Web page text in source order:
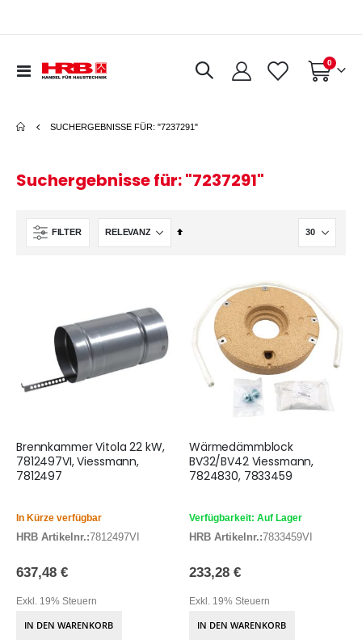
Navigation
Warenkorb
0Artikel
SUCHERGEBNISSE FÜR: "7237291"
Suchergebnisse für: "7237291"
FILTER
In
Brennkammer Vitola 22 kW,
7812497VI, Viessmann,
7812497
In Kürze verfügbar
HRB Artikelnr.:7812497VI
637,48 €
Exkl. 19% Steuern
IN DEN WARENKORB
Wärmedämmblock
BV32/BV42 Viessmann,
7824830, 7833459
Verfügbarkeit: Auf Lager
HRB Artikelnr.:7833459VI
233,28 €
Exkl. 19% Steuern
IN DEN WARENKORB